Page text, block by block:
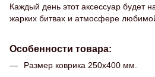
Каждый день этот аксессуар будет
жарких битвах и атмосфере
Особенности товара:
Размер коврика 250х400 мм.